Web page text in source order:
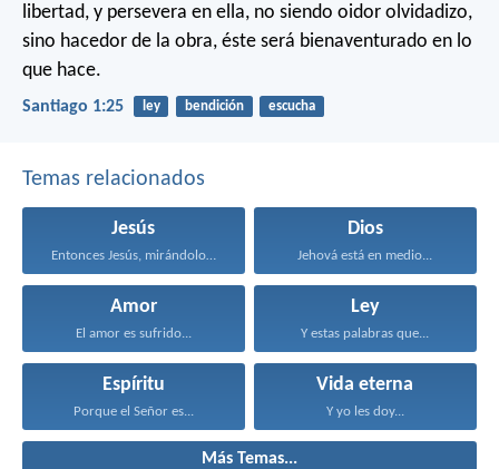
libertad, y persevera en ella, no siendo oidor olvidadizo,
sino hacedor de la obra, éste será bienaventurado en lo
que hace.
Santiago 1:25 ley bendición escucha
Temas relacionados
Jesús
Entonces Jesús, mirándolos, dijo...
Dios
Jehová está en medio...
Amor
El amor es sufrido...
Ley
Y estas palabras que...
Espíritu
Porque el Señor es...
Vida eterna
Y yo les doy...
Más Temas...